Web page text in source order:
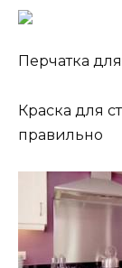
Перчатка
Краска для
правильно